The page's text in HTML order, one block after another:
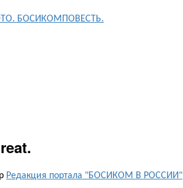
БОСИКОМПОВЕСТЬ.
Редакция портала "БОСИКОМ В РОССИИ"